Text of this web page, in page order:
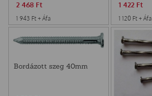
2 468 Ft
1 943 Ft + Áfa
1 422 Ft
1 120 Ft + Áfa
Bordázott szeg 40mm